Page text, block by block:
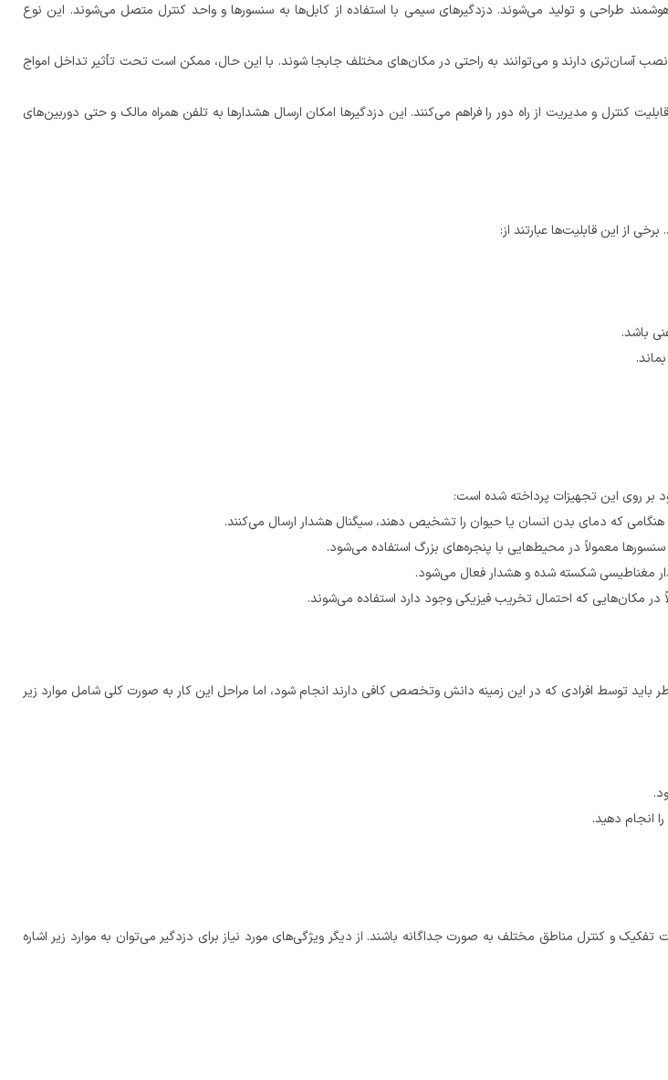
طراحی و تولید می‌شوند. دزدگیرهای سیمی با استفاده از کابل‌ها به سنسورها و واحد کنترل متصل می‌شوند. این نوع
نصب آسان‌تری دارند و می‌توانند به راحتی در مکان‌های مختلف جابجا شوند. با این حال، ممکن است تحت تأثیر تداخل امواج
کنترل و مدیریت از راه دور را فراهم می‌کنند. این دزدگیرها امکان ارسال هشدارها به تلفن همراه مالک و حتی دوربین‌های
از این قابلیت‌ها عبارتند از:
باشد.
بر روی این تجهیزات پرداخته شده است:
که دمای بدن انسان یا حیوان را تشخیص دهند، سیگنال هشدار ارسال می‌کنند.
معمولاً در محیط‌هایی با پنجره‌های بزرگ استفاده می‌شود.
مغناطیسی شکسته شده و هشدار فعال می‌شود.
مکان‌هایی که احتمال تخریب فیزیکی وجود دارد استفاده می‌شوند.
باید توسط افرادی که در این زمینه دانش وتخصص کافی دارند انجام شود، اما مراحل این کار به صورت کلی شامل موارد زیر
انجام دهید.
و کنترل مناطق مختلف به صورت جداگانه باشند. از دیگر ویژگی‌های مورد نیاز برای دزدگیر می‌توان به موارد زیر اشاره